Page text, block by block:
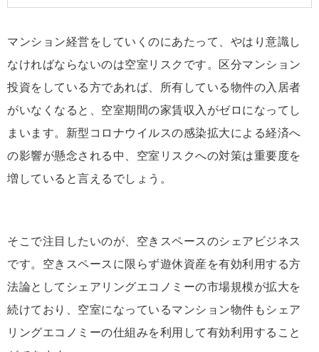
マンション経営をしていくのにあたって、やはり意識し
なければならないのは空室リスクです。区分マンション
投資をしている方であれば、所有している物件の入居者
がいなくなると、空室期間の家賃収入がゼロになってし
まいます。新型コロナウイルスの感染拡大による経済へ
の影響が懸念される中、空室リスクへの対策は重要度を
増していると言えるでしょう。
そこで注目したいのが、空きスペースのシェアビジネス
です。空きスペースに限らず遊休資産を有効利用する方
法論としてシェアリングエコノミーの市場規模が拡大を
続けており、空室になっているマンション物件もシェア
リングエコノミーの仕組みを利用して有効利用すること